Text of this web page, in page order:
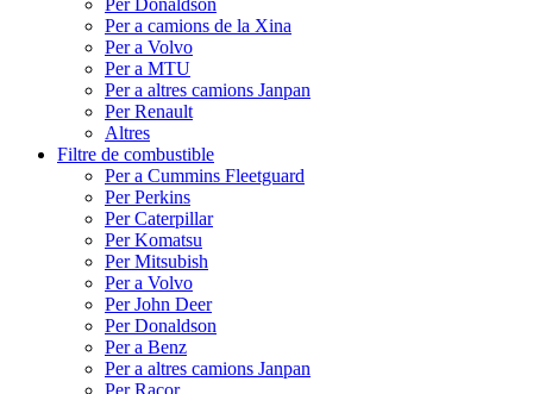
Per a camions de la Xina
Per a Volvo
Per a MTU
Per a altres camions Janpan
Per Renault
Altres
Filtre de combustible
Per a Cummins Fleetguard
Per Perkins
Per Caterpillar
Per Komatsu
Per Mitsubish
Per a Volvo
Per John Deer
Per Donaldson
Per a Benz
Per a altres camions Janpan
Per Racor